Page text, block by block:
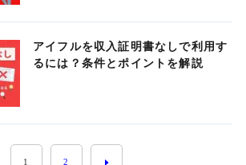
アイフルを収入証明書なしで利用す
るには？条件とポイントを解説
1 2